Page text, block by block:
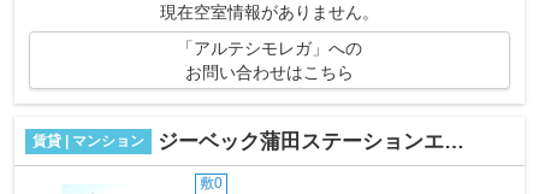
現在空室情報がありません。
「アルテシモレガ」への
お問い合わせはこちら
賃貸 | マンション ジーベック蒲田ステーションエグゼ
敷0